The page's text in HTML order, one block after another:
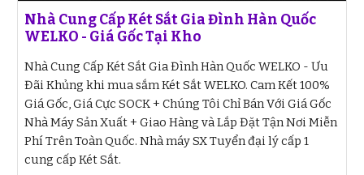
Nhà Cung Cấp Két Sắt Gia Đình Hàn Quốc
WELKO - Giá Gốc Tại Kho
Nhà Cung Cấp Két Sắt Gia Đình Hàn Quốc WELKO - Ưu
Đãi Khủng khi mua sắm Két Sắt WELKO. Cam Kết 100%
Giá Gốc, Giá Cực SOCK + Chúng Tôi Chỉ Bán Với Giá Gốc
Nhà Máy Sản Xuất + Giao Hàng và Lắp Đặt Tận Nơi Miễn
Phí Trên Toàn Quốc. Nhà máy SX Tuyển đại lý cấp 1
cung cấp Két Sắt.